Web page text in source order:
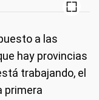
a las
hay provincias
trabajando, el
primera